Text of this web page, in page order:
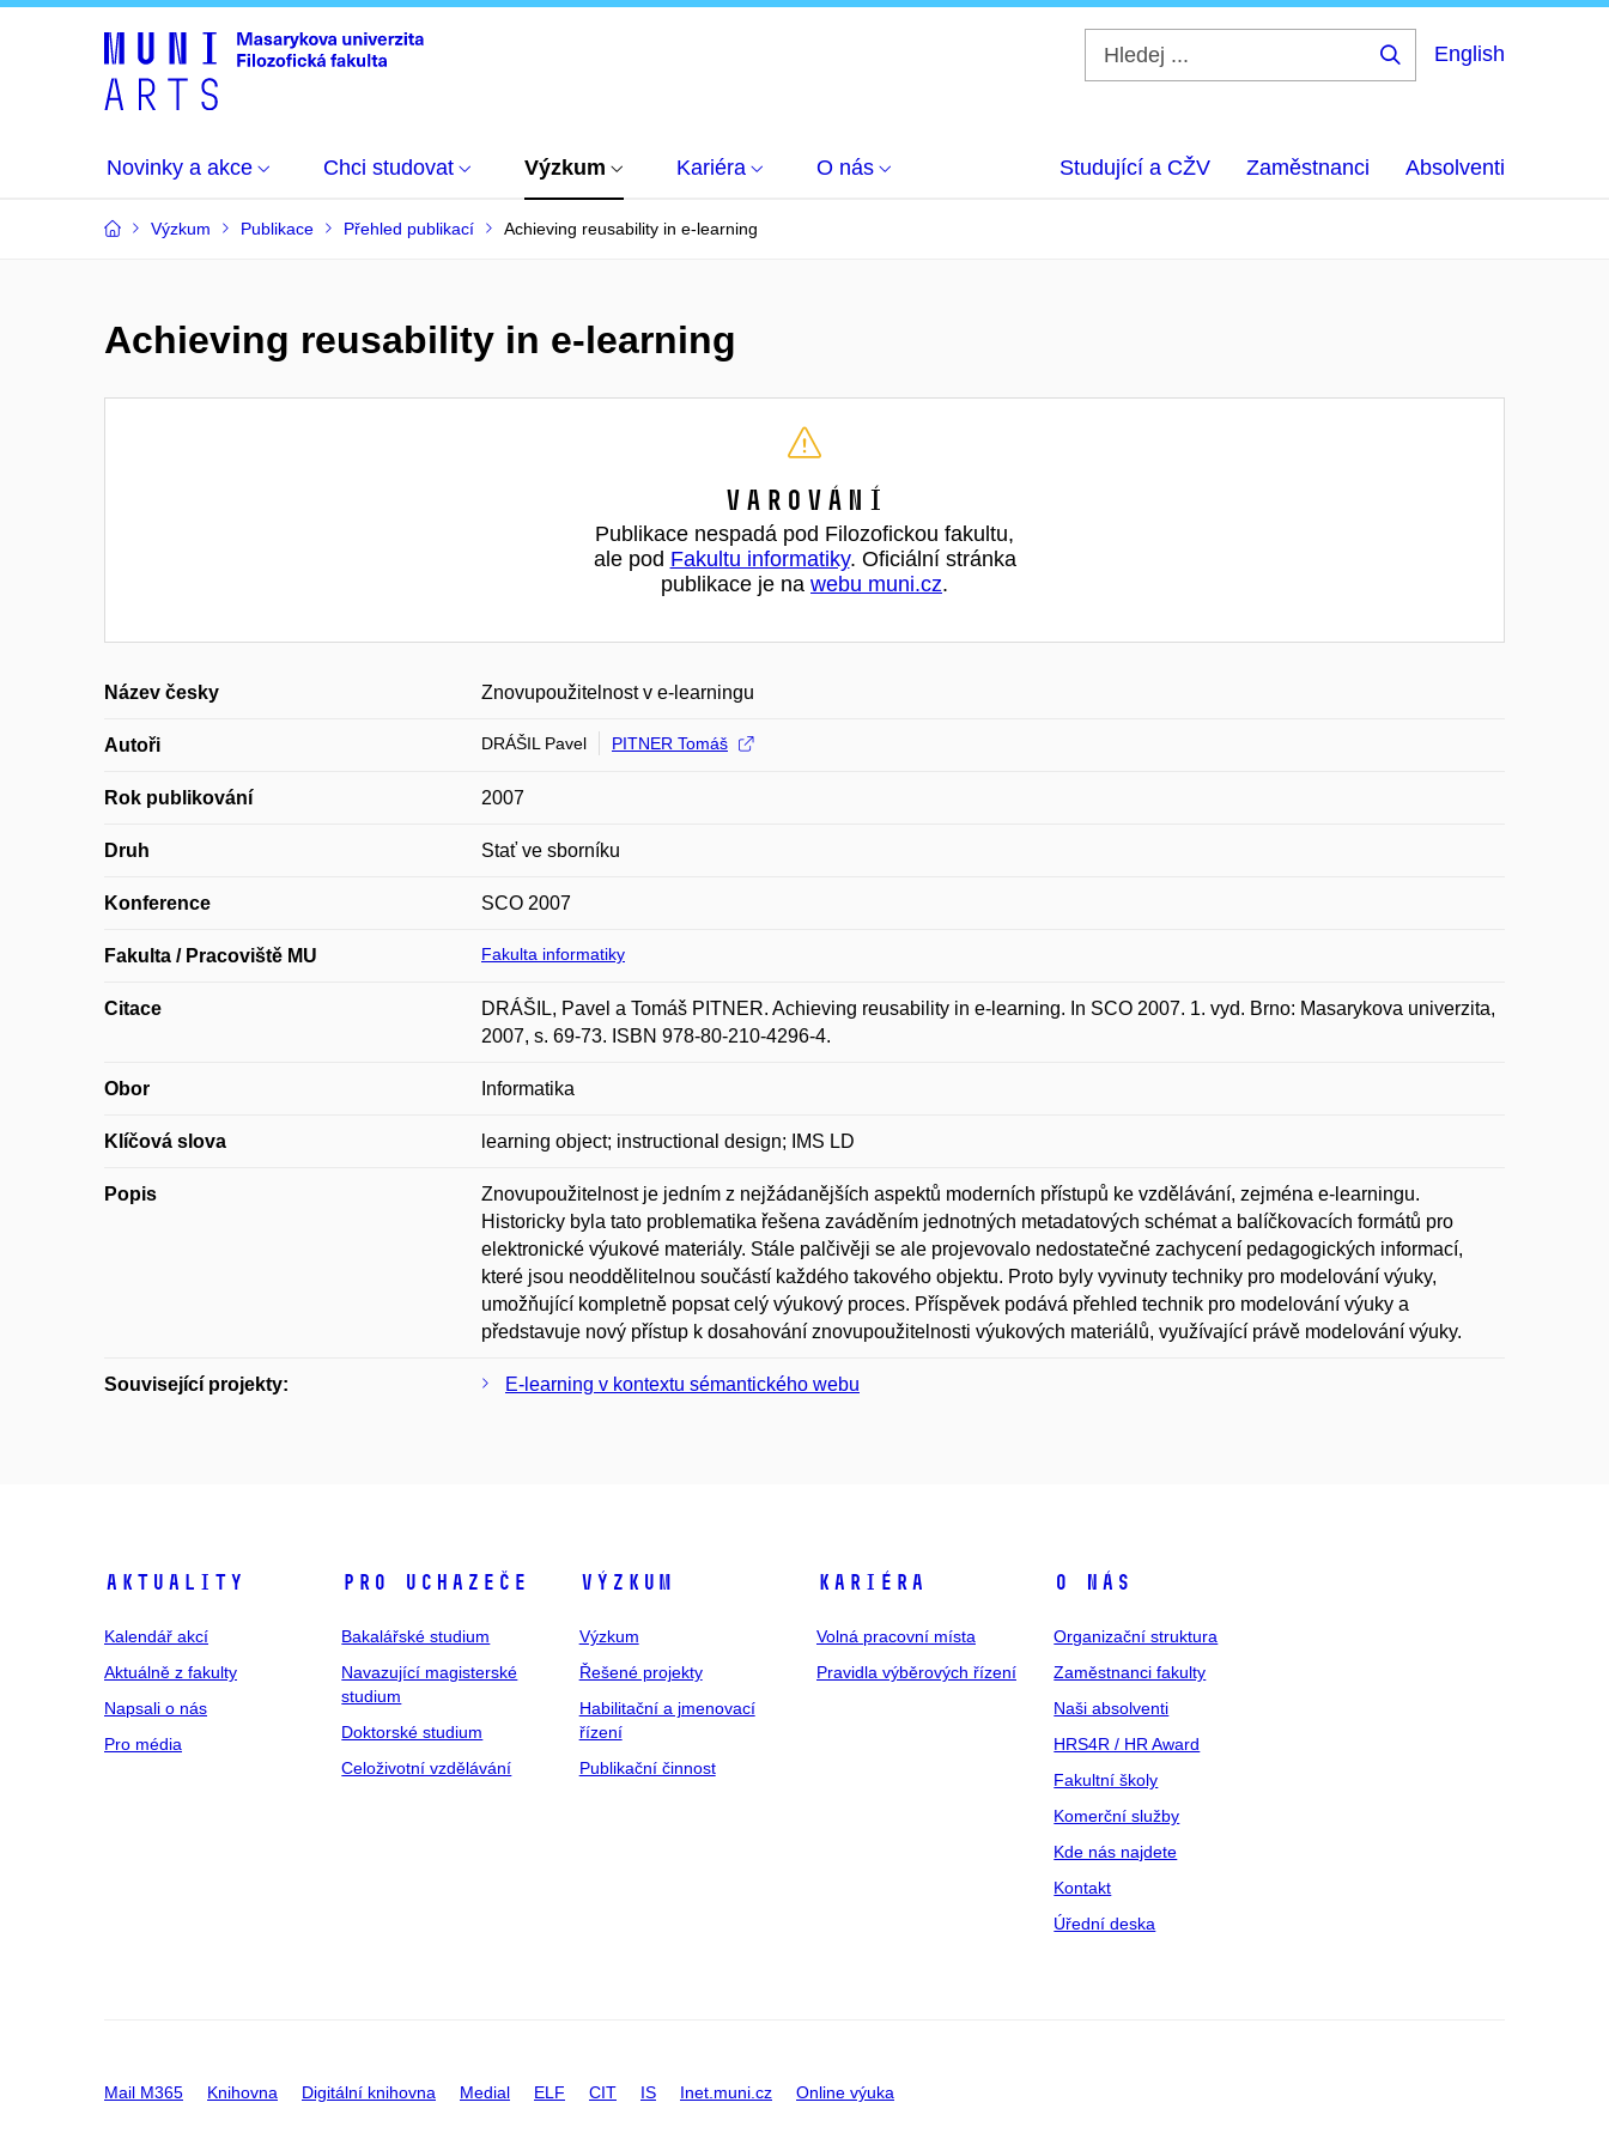
English
Novinky a akce Chci studovat Výzkum Kariéra O nás Studující a CŽV Zaměstnanci Absolventi
Výzkum Publikace Přehled publikací Achieving reusability in e-learning
Achieving reusability in e-learning
Varování
Publikace nespadá pod Filozofickou fakultu,
ale pod Fakultu informatiky. Oficiální stránka
publikace je na webu muni.cz.
Název česky Znovupoužitelnost v e-learningu
Autoři DRÁŠIL Pavel PITNER Tomáš
Rok publikování 2007
Druh Stať ve sborníku
Konference SCO 2007
Fakulta / Pracoviště MU Fakulta informatiky
Citace
DRÁŠIL, Pavel a Tomáš PITNER. Achieving reusability in e-learning. In SCO 2007. 1. vyd. Brno: Masarykova univerzita,
2007, s. 69-73. ISBN 978-80-210-4296-4.
Obor Informatika
Klíčová slova learning object; instructional design; IMS LD
Popis
Znovupoužitelnost je jedním z nejžádanějších aspektů moderních přístupů ke vzdělávání, zejména e-learningu.
Historicky byla tato problematika řešena zaváděním jednotných metadatových schémat a balíčkovacích formátů pro
elektronické výukové materiály. Stále palčivěji se ale projevovalo nedostatečné zachycení pedagogických informací,
které jsou neoddělitelnou součástí každého takového objektu. Proto byly vyvinuty techniky pro modelování výuky,
umožňující kompletně popsat celý výukový proces. Příspěvek podává přehled technik pro modelování výuky a
představuje nový přístup k dosahování znovupoužitelnosti výukových materiálů, využívající právě modelování výuky.
Související projekty: E-learning v kontextu sémantického webu
Aktuality
Kalendář akcí
Aktuálně z fakulty
Napsali o nás
Pro média
Pro uchazeče
Bakalářské studium
Navazující magisterské
studium
Doktorské studium
Celoživotní vzdělávání
Výzkum
Výzkum
Řešené projekty
Habilitační a jmenovací
řízení
Publikační činnost
Kariéra
Volná pracovní místa
Pravidla výběrových řízení
O nás
Organizační struktura
Zaměstnanci fakulty
Naši absolventi
HRS4R / HR Award
Fakultní školy
Komerční služby
Kde nás najdete
Kontakt
Úřední deska
Mail M365 Knihovna Digitální knihovna Medial ELF CIT IS Inet.muni.cz Online výuka